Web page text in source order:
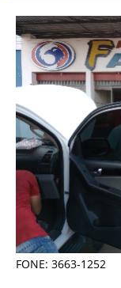
FONE: 3663-1252